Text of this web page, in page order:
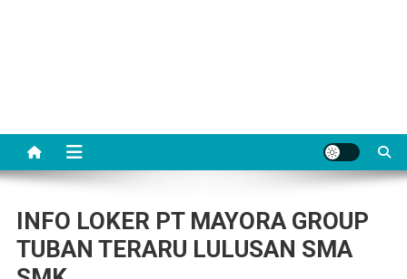
INFO LOKER PT MAYORA GROUP
TUBAN TERARU LULUSAN SMA